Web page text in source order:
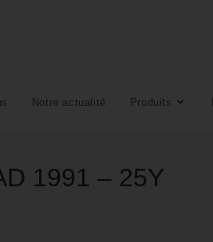
Notre actualité Produits
1991 – 25Y